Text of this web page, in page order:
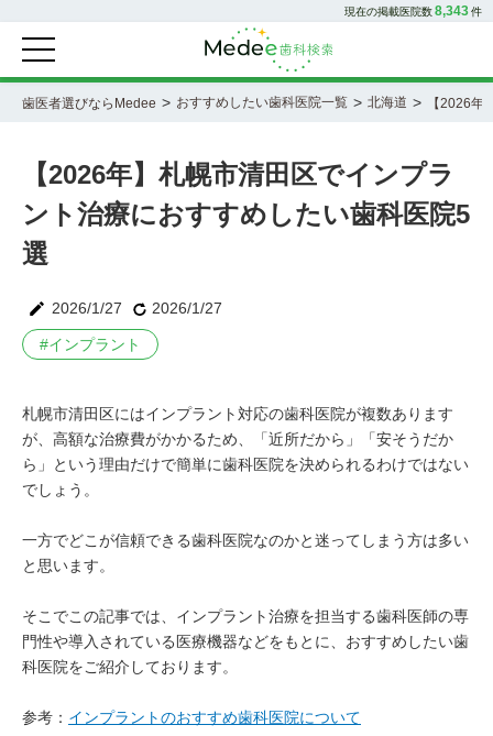
現在の掲載医院数8,343件
歯医者選びならMedee > おすすめしたい歯科医院一覧 > 北海道 > 【2026
【2026年】札幌市清田区でインプラ
ント治療におすすめしたい歯科医院5
選
2026/1/27 2026/1/27
#インプラント
札幌市清田区にはインプラント対応の歯科医院が複数あります
が、高額な治療費がかかるため、「近所だから」「安そうだか
ら」という理由だけで簡単に歯科医院を決められるわけではない
でしょう。
一方でどこが信頼できる歯科医院なのかと迷ってしまう方は多い
と思います。
そこでこの記事では、インプラント治療を担当する歯科医師の専
門性や導入されている医療機器などをもとに、おすすめしたい歯
科医院をご紹介しております。
参考： インプラントのおすすめ歯科医院について